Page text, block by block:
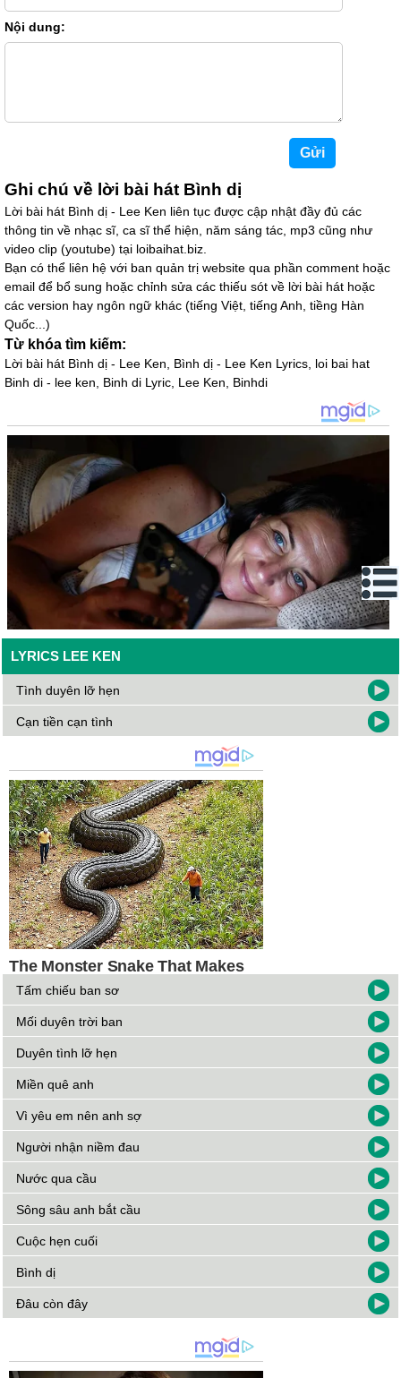
Nội dung:
Ghi chú về lời bài hát Bình dị
Lời bài hát Bình dị - Lee Ken liên tục được cập nhật đầy đủ các
thông tin về nhạc sĩ, ca sĩ thể hiện, năm sáng tác, mp3 cũng như
video clip (youtube) tại loibaihat.biz.
Bạn có thể liên hệ với ban quản trị website qua phần comment hoặc
email để bổ sung hoặc chỉnh sửa các thiếu sót về lời bài hát hoặc
các version hay ngôn ngữ khác (tiếng Việt, tiếng Anh, tiềng Hàn
Quốc...)
Từ khóa tìm kiếm:
Lời bài hát Bình dị - Lee Ken, Bình dị - Lee Ken Lyrics, loi bai hat
Binh di - lee ken, Binh di Lyric, Lee Ken, Binhdi
LYRICS LEE KEN
Tình duyên lỡ hẹn
Cạn tiền cạn tình
Tấm chiếu ban sơ
Mối duyên trời ban
Duyên tình lỡ hẹn
Miền quê anh
Vì yêu em nên anh sợ
Người nhận niềm đau
Nước qua cầu
Sông sâu anh bắt cầu
Cuộc hẹn cuối
Bình dị
Đâu còn đây